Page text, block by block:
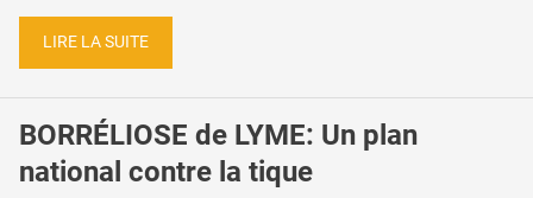
LIRE LA SUITE
BORRÉLIOSE de LYME: Un plan
national contre la tique